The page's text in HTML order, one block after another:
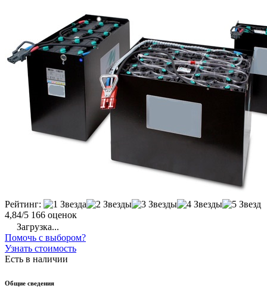
Рейтинг:
4,84/5 166 оценок
Загрузка...
Помочь с выбором?
Узнать стоимость
Есть в наличии
Общие сведения